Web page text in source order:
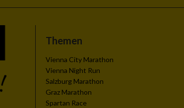
Themen
Vienna City Marathon
Vienna Night Run
Salzburg Marathon
Graz Marathon
Spartan Race